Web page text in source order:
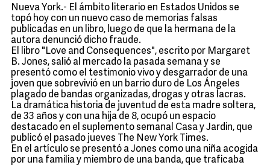
Nueva York.- El ámbito literario en Estados Unidos se
topó hoy con un nuevo caso de memorias falsas
publicadas en un libro, luego de que la hermana de la
autora denunció dicho fraude.
El libro "Love and Consequences", escrito por Margaret
B. Jones, salió al mercado la pasada semana y se
presentó como el testimonio vivo y desgarrador de una
joven que sobrevivió en un barrio duro de Los Ángeles
plagado de bandas organizadas, drogas y otras lacras.
La dramática historia de juventud de esta madre soltera,
de 33 años y con una hija de 8, ocupó un espacio
destacado en el suplemento semanal Casa y Jardin, que
publicó el pasado jueves The New York Times.
En el artículo se presentó a Jones como una niña acogida
por una familia y miembro de una banda, que traficaba